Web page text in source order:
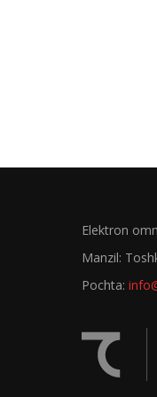
Elektron
Manzil:
Pochta: